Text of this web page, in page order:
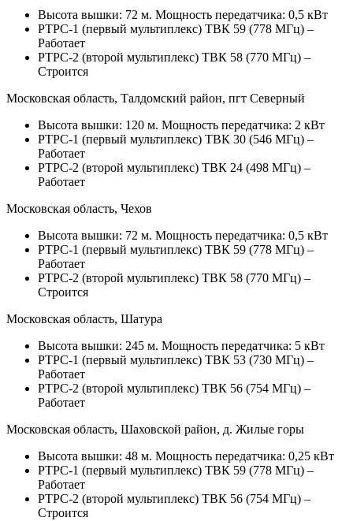
Высота вышки: 72 м. Мощность передатчика: 0,5 кВт
РТРС-1 (первый мультиплекс) ТВК 59 (778 МГц) –
Работает
РТРС-2 (второй мультиплекс) ТВК 58 (770 МГц) –
Строится
Московская область, Талдомский район, пгт Северный
Высота вышки: 120 м. Мощность передатчика: 2 кВт
РТРС-1 (первый мультиплекс) ТВК 30 (546 МГц) –
Работает
РТРС-2 (второй мультиплекс) ТВК 24 (498 МГц) –
Работает
Московская область, Чехов
Высота вышки: 72 м. Мощность передатчика: 0,5 кВт
РТРС-1 (первый мультиплекс) ТВК 59 (778 МГц) –
Работает
РТРС-2 (второй мультиплекс) ТВК 58 (770 МГц) –
Строится
Московская область, Шатура
Высота вышки: 245 м. Мощность передатчика: 5 кВт
РТРС-1 (первый мультиплекс) ТВК 53 (730 МГц) –
Работает
РТРС-2 (второй мультиплекс) ТВК 56 (754 МГц) –
Работает
Московская область, Шаховской район, д. Жилые горы
Высота вышки: 48 м. Мощность передатчика: 0,25 кВт
РТРС-1 (первый мультиплекс) ТВК 59 (778 МГц) –
Работает
РТРС-2 (второй мультиплекс) ТВК 56 (754 МГц) –
Строится